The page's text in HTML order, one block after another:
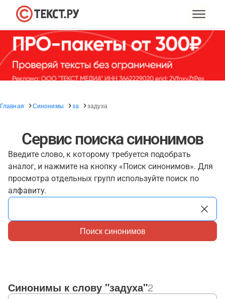
Главная Синонимы за задуха
Сервис поиска синонимов
Введите слово, к которому требуется подобрать
аналог, и нажмите на кнопку «Поиск синонимов». Для
просмотра отдельных групп используйте поиск по
алфавиту.
Поиск синонимов
Синонимы к слову "задуха"2